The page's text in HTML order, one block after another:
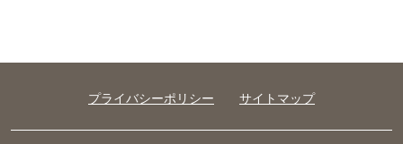
プライバシーポリシー サイトマップ